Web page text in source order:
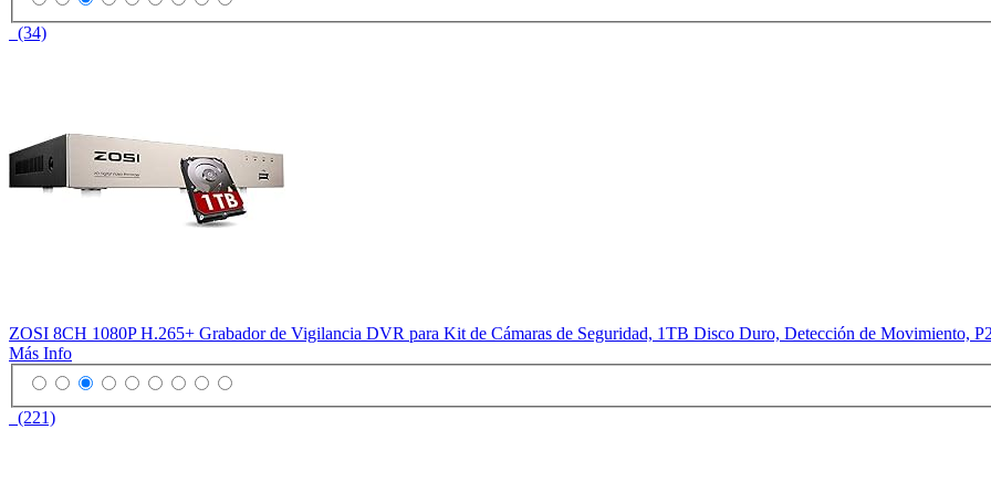
(34)
ZOSI 8CH 1080P H.265+ Grabador de Vigilancia DVR para Kit de Cámaras de Seguridad, 1TB Disco Duro, Detección de Movimiento,
Más Info
(221)